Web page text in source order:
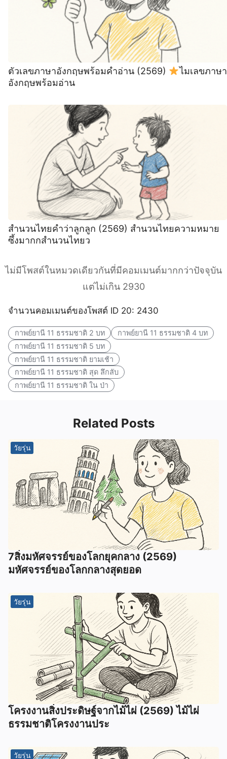
ตัวเลขภาษาอังกฤษพร้อมคำอ่าน (2569)
ไมเลขภาษา
อังกฤษพร้อมอ่าน
สำนวนไทยคำว่าลูกลูก (2569) สำนวนไทยความหมาย
ซึ้งมากกสำนวนไทยว
ไม่มีโพสต์ในหมวดเดียวกันที่มีคอมเมนต์มากกว่าปัจจุบัน
แต่ไม่เกิน 2930
จำนวนคอมเมนต์ของโพสต์ ID 20: 2430
กาพย์ยานี 11 ธรรมชาติ 2 บท
กาพย์ยานี 11 ธรรมชาติ 4 บท
กาพย์ยานี 11 ธรรมชาติ 5 บท
กาพย์ยานี 11 ธรรมชาติ ยามเช้า
กาพย์ยานี 11 ธรรมชาติ สุด ลึกลับ
กาพย์ยานี 11 ธรรมชาติ ใน ป่า
Related Posts
วัยรุ่น
7สิ่งมหัศจรรย์ของโลกยุคกลาง (2569)
มหัศจรรย์ของโลกกลางสุดยอด
วัยรุ่น
โครงงานสิ่งประดิษฐ์จากไม้ไผ่ (2569) ไม้ไผ่
ธรรมชาติโครงงานประ
วัยรุ่น